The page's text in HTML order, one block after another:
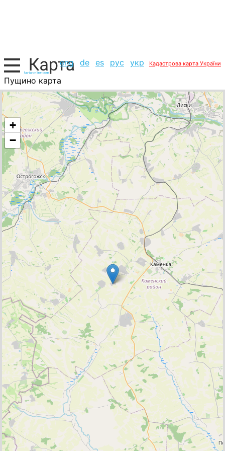
eng de es рус укр Кадастрова карта України
Пущино карта
Росія, список міст
+
−